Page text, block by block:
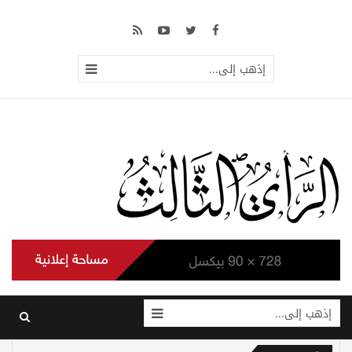
إذهب إلى...
إذهب إلى...